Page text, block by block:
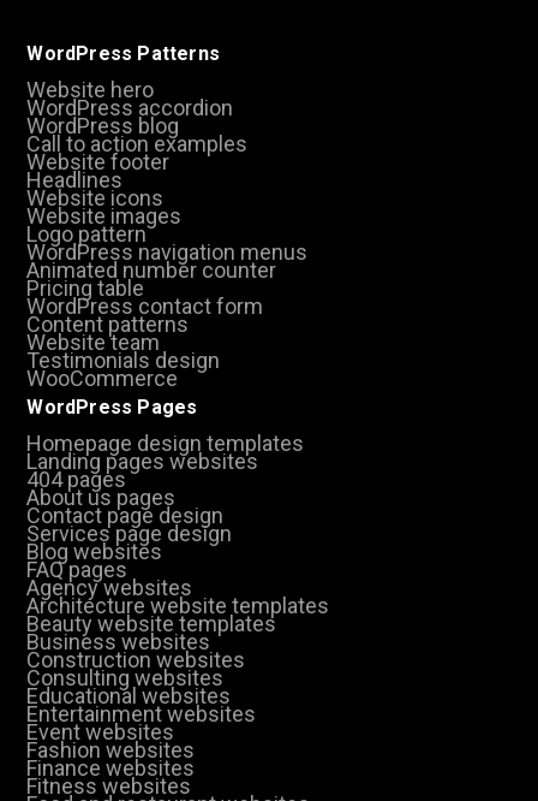
WordPress Patterns
Website hero
WordPress accordion
WordPress blog
Call to action examples
Website footer
Headlines
Website icons
Website images
Logo pattern
WordPress navigation menus
Animated number counter
Pricing table
WordPress contact form
Content patterns
Website team
Testimonials design
WooCommerce
WordPress Pages
Homepage design templates
Landing pages websites
404 pages
About us pages
Contact page design
Services page design
Blog websites
FAQ pages
Agency websites
Architecture website templates
Beauty website templates
Business websites
Construction websites
Consulting websites
Educational websites
Entertainment websites
Event websites
Fashion websites
Finance websites
Fitness websites